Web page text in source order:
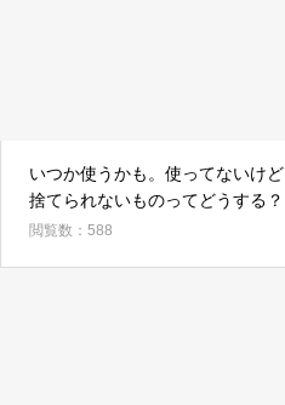
いつか使うかも。使ってないけど
捨てられないものってどうする？
閲覧数：588